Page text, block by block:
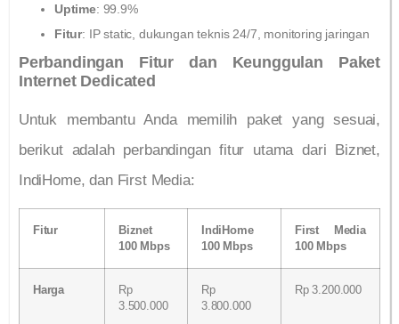
Uptime: 99.9%
Fitur: IP static, dukungan teknis 24/7, monitoring jaringan
Perbandingan Fitur dan Keunggulan Paket
Internet Dedicated
Untuk membantu Anda memilih paket yang sesuai,
berikut adalah perbandingan fitur utama dari Biznet,
IndiHome, dan First Media:
Fitur
Biznet
100 Mbps
IndiHome
100 Mbps
First Media
100 Mbps
Harga
Rp
3.500.000
Rp
3.800.000
Rp 3.200.000